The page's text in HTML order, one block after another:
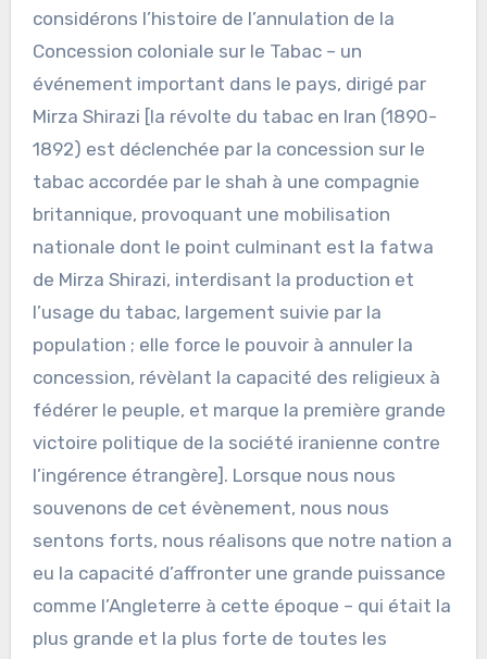
considérons l’histoire de l’annulation de la
Concession coloniale sur le Tabac – un
événement important dans le pays, dirigé par
Mirza Shirazi [la révolte du tabac en Iran (1890-
1892) est déclenchée par la concession sur le
tabac accordée par le shah à une compagnie
britannique, provoquant une mobilisation
nationale dont le point culminant est la fatwa
de Mirza Shirazi, interdisant la production et
l’usage du tabac, largement suivie par la
population ; elle force le pouvoir à annuler la
concession, révèlant la capacité des religieux à
fédérer le peuple, et marque la première grande
victoire politique de la société iranienne contre
l’ingérence étrangère]. Lorsque nous nous
souvenons de cet évènement, nous nous
sentons forts, nous réalisons que notre nation a
eu la capacité d’affronter une grande puissance
comme l’Angleterre à cette époque – qui était la
plus grande et la plus forte de toutes les